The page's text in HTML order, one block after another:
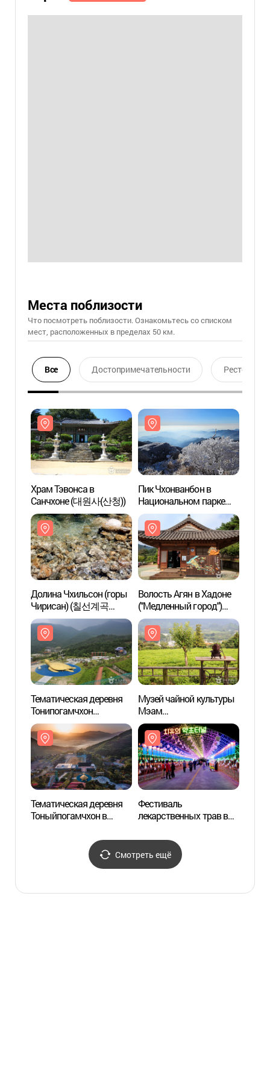
Места поблизости
Что посмотреть поблизости. Ознакомьтесь со списком
мест, расположенных в пределах 50 км.
Все Достопримечательности Ресторан
Храм Тэвонса в
Санчхоне (대원사(산청))
Пик Чхонванбон в
Национальном парке
гор Чирисан (지리산
천왕봉)
Долина Чхильсон (горы
Чирисан) (칠선계곡
(지리산))
Волость Агян в Хадоне
("Медленный город")
(경남 하동 악양
[슬로시티])
Тематическая деревня
Тонипогамчхон
(Тематический парк
восточной медицины
Санчхон) (동의보감촌
(산청한방테마파크))
Музей чайной культуры
Мэам
(매암차문화박물관)
Тематическая деревня
Тоныйпогамчхон в
Фестиваль
лекарственных трав в
(산청한방약초축제)
Смотреть ещё